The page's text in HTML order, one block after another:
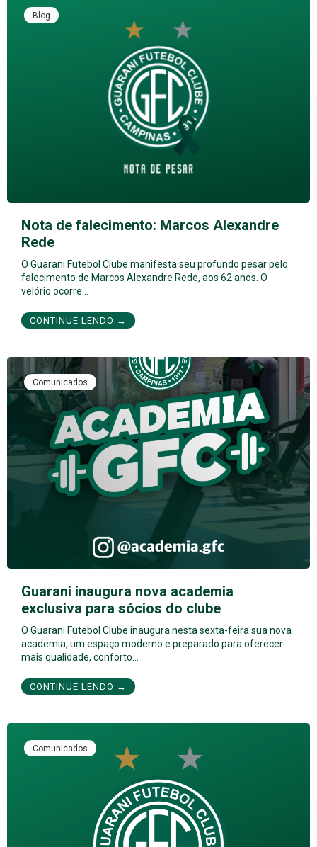
Blog
Nota de falecimento: Marcos Alexandre
Rede
O Guarani Futebol Clube manifesta seu profundo pesar pelo
falecimento de Marcos Alexandre Rede, aos 62 anos. O
velório ocorre…
CONTINUE LENDO →
Comunicados
Guarani inaugura nova academia
exclusiva para sócios do clube
O Guarani Futebol Clube inaugura nesta sexta-feira sua nova
academia, um espaço moderno e preparado para oferecer
mais qualidade, conforto…
CONTINUE LENDO →
Comunicados